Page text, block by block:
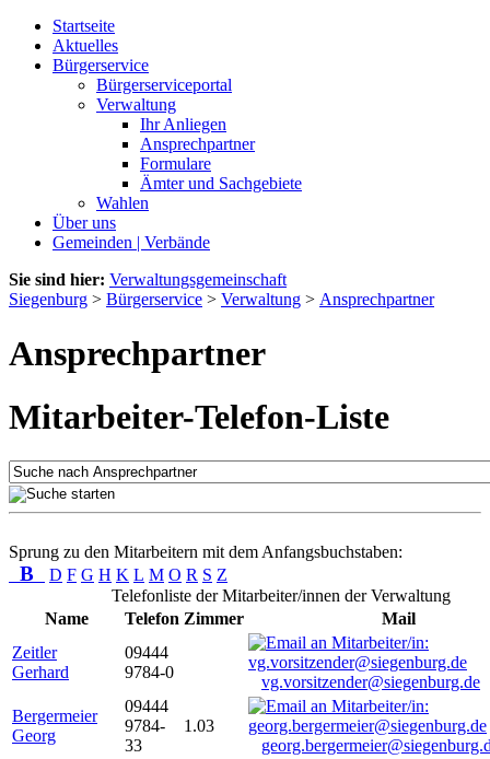
Startseite
Aktuelles
Bürgerservice
Bürgerserviceportal
Verwaltung
Ihr Anliegen
Ansprechpartner
Formulare
Ämter und Sachgebiete
Wahlen
Über uns
Gemeinden | Verbände
Sie sind hier: Verwaltungsgemeinschaft
Siegenburg > Bürgerservice > Verwaltung > Ansprechpartner
Ansprechpartner
Mitarbeiter-Telefon-Liste
Sprung zu den Mitarbeitern mit dem Anfangsbuchstaben:
B D F G H K L M O R S Z
Telefonliste der Mitarbeiter/innen der Verwaltung
Name
Telefon Zimmer
Mail
Zeitler
Gerhard
09444
9784-0
vg.vorsitzender@siegenburg.de
Bergermeier
Georg
09444
9784-
33
1.03